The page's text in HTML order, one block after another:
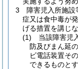
3
障害児入所施
症又は食中毒が
げる措置を講じ
(1)
当該障害児
防及びまん延
ビ電話装置そ
できるものと